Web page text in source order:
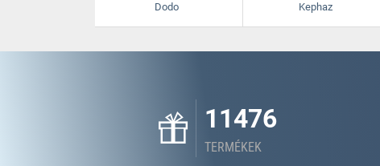
Dodo Kephaz
11476
TERMÉKEK